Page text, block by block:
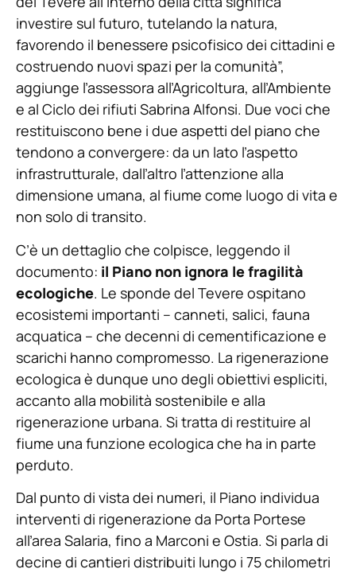
investire sul futuro, tutelando la natura,
favorendo il benessere psicofisico dei cittadini e
costruendo nuovi spazi per la comunità”,
aggiunge l’assessora all’Agricoltura, all’Ambiente
e al Ciclo dei rifiuti Sabrina Alfonsi. Due voci che
restituiscono bene i due aspetti del piano che
tendono a convergere: da un lato l’aspetto
infrastrutturale, dall’altro l’attenzione alla
dimensione umana, al fiume come luogo di vita e
non solo di transito.
C’è un dettaglio che colpisce, leggendo il
documento: il Piano non ignora le fragilità
ecologiche. Le sponde del Tevere ospitano
ecosistemi importanti – canneti, salici, fauna
acquatica – che decenni di cementificazione e
scarichi hanno compromesso. La rigenerazione
ecologica è dunque uno degli obiettivi espliciti,
accanto alla mobilità sostenibile e alla
rigenerazione urbana. Si tratta di restituire al
fiume una funzione ecologica che ha in parte
perduto.
Dal punto di vista dei numeri, il Piano individua
interventi di rigenerazione da Porta Portese
all’area Salaria, fino a Marconi e Ostia. Si parla di
decine di cantieri distribuiti lungo i 75 chilometri